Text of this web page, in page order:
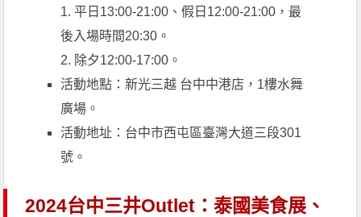
1. 平日13:00-21:00、假日12:00-21:00，最
後入場時間20:30。
2. 除夕12:00-17:00。
活動地點：新光三越 台中中港店，1樓水舞
廣場。
活動地址：台中市西屯區臺灣大道三段301
號。
2024台中三井Outlet：泰國美食展、